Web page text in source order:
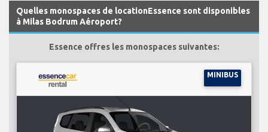
Quelles monospaces de locationEssence sont disponibles
à Milas Bodrum Aéroport?
Essence offres les monospaces suivantes:
MINIBUS